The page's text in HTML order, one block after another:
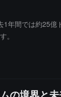
キュリティ監
年間では約25億
。